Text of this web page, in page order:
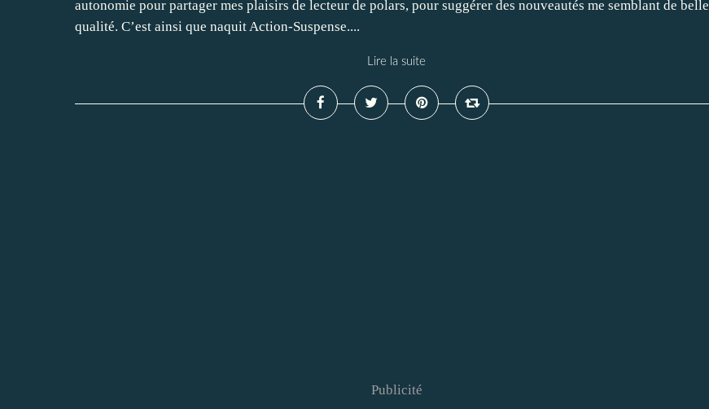
autonomie pour partager mes plaisirs de lecteur de polars, pour suggérer des nouveautés me semblant de belle
qualité. C’est ainsi que naquit Action-Suspense....
Lire la suite
Publicité